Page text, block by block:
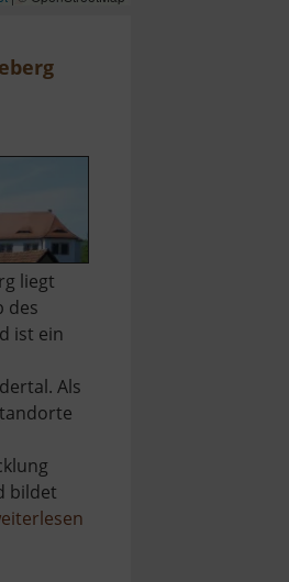
liegt
des
ist ein
Als
bildet
über